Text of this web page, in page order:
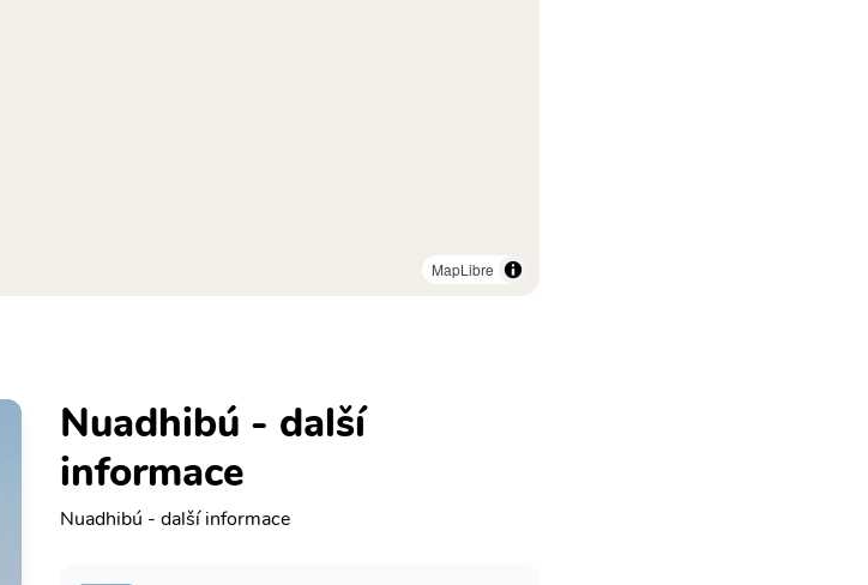
MapLibre
Nuadhibú - další
informace
Nuadhibú - další informace